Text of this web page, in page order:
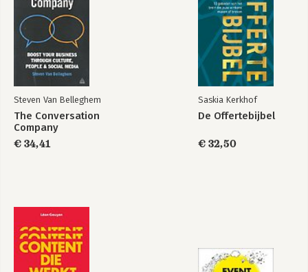
Register
Steven Van Belleghem
The Conversation
Company
€ 34,41
Saskia Kerkhof
De Offertebijbel
€ 32,50